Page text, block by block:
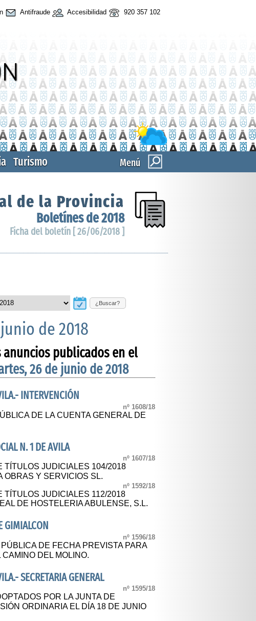
Antifraude Accesibilidad 920 357 102
Menú
Turismo
de la Provincia
Boletínes de 2018
Ficha del boletín [ 26/06/2018 ]
¿Buscar?
de 2018
publicados en el
26 de junio de 2018
INTERVENCIÓN
nº 1608/18
DE LA CUENTA GENERAL DE
N. 1 DE AVILA
nº 1607/18
TÍTULOS JUDICIALES 104/2018
OBRAS Y SERVICIOS SL.
nº 1592/18
TÍTULOS JUDICIALES 112/2018
DE HOSTELERIA ABULENSE, S.L.
GIMIALCON
nº 1596/18
PÚBLICA DE FECHA PREVISTA PARA
DEL MOLINO.
SECRETARIA GENERAL
nº 1595/18
POR LA JUNTA DE
ORDINARIA EL DÍA 18 DE JUNIO